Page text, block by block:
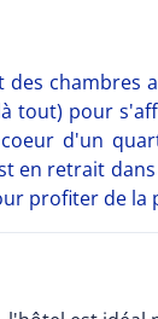
des chambres
tout) pour
d'un
en retrait
profiter de la